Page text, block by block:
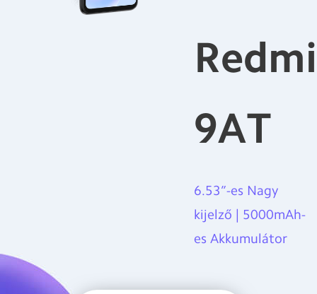
Redmi
9AT
6.53”-es Nagy
kijelző | 5000mAh-
es Akkumulátor